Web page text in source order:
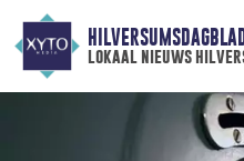
lokaal nieuws